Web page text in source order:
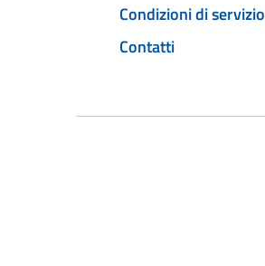
Condizioni di servizio
Contatti